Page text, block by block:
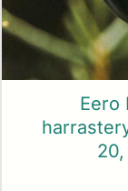
Eero
20,